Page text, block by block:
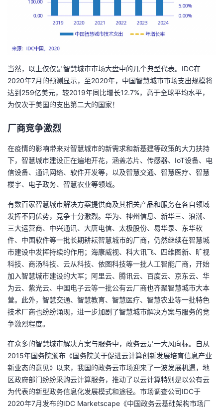
当然，以上仅仅是智慧城市市场大盘中的几个典型代表。IDC在
2020年7月的预测显示，至2020年，中国智慧城市市场支出规模将
达到259亿美元，较2019年同比增长12.7%，高于全球平均水平，
为仅次于美国的支出第二大的国家！
厂商竞争激烈
在疫情的影响带来对智慧城市的新需求和新基建等政策的大力扶持
下，智慧城市建设正在遍地开花，涵盖芯片、传感器、IoT设备、电
信设备、通讯网络、软件开发等，以及智慧交通、智慧医疗、智慧
楼宇、电子政务、智慧农业等领域。
有数百家智慧城市解决方案提供商及其相关产品和服务在各自领域
发挥不同优势，竞争十分激烈。华为、神州信息、新华三、浪潮、
三大运营商、中兴通讯、大唐电信、太极股份、易华录、东华软
件、中国软件等一批长期耕耘智慧城市的厂商，仍然继续在智慧城
市建设中发挥持续的作用；海康威视、科大讯飞、四维图新、旷视
科技、商汤科技、云从科技、依图科技等一批人工智能厂商，开始
加入智慧城市建设的大军；阿里云、腾讯云、百度云、京东云、华
为云、紫光云、中国电子云等一批公有云厂商也齐聚智慧城市大本
营。此外，智慧交通、智慧教育、智慧医疗、智慧农业等一批特色
技术厂商也纷纷涌现，进一步加剧了智慧城市解决方案与服务的竞
争激烈程度。
在众多的智慧城市解决方案与服务中，政务云是一大风向标。自从
2015年国务院颁布《国务院关于促进云计算创新发展培育信息产业
新业态的意见》以来，我国的政务云市场迎来了一波发展机遇，地
区政府部门纷纷采购云计算服务，推动了以云计算特别是以公有云
为代表的新型政务信息化发展模式和途径。市场调查公司IDC于
2020年7月发布的IDC Marketscape《中国政务云基础架构市场厂